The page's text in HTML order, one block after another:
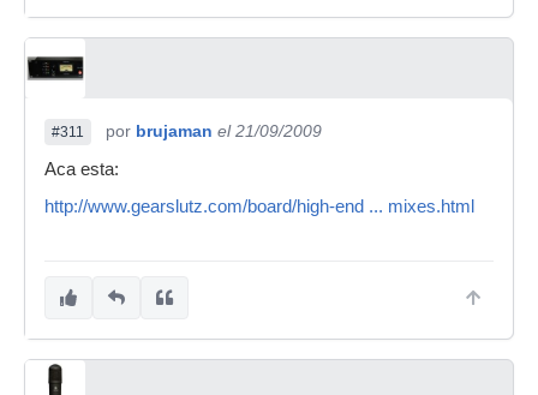
#311 por brujaman el 21/09/2009
Aca esta:
http://www.gearslutz.com/board/high-end ... mixes.html